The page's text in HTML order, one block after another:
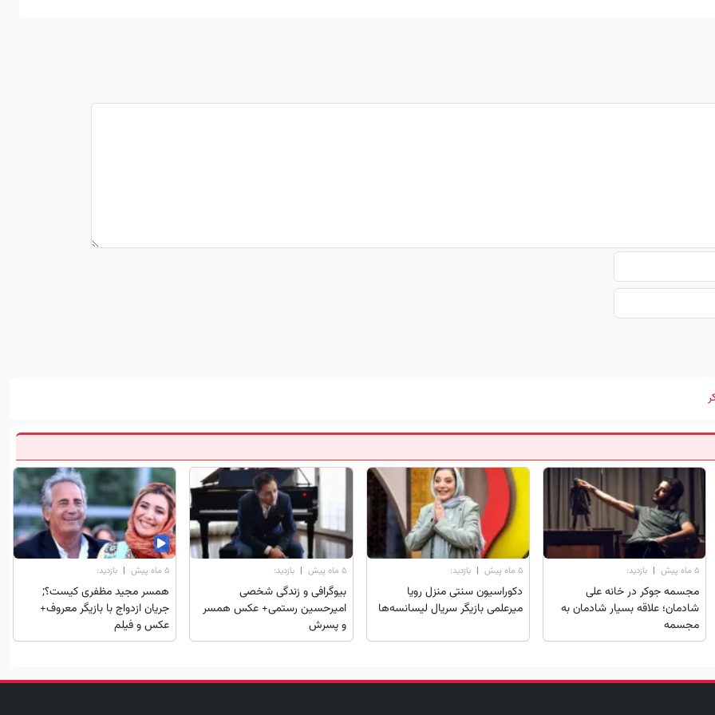
۵ ماه پیش | بازدید:
مجسمه جوکر در خانه علی
شادمان؛ علاقه بسیار شادمان به
مجسمه
۵ ماه پیش | بازدید:
دکوراسیون سنتی منزل رویا
میرعلمی بازیگر سریال لیسانسه‌ها
۵ ماه پیش | بازدید:
بیوگرافی و زندگی شخصی
امیرحسین رستمی+ عکس همسر
و پسرش
۵ ماه پیش | بازدید:
همسر مجید مظفری کیست؟;
جریان ازدواج با بازیگر معروف+
عکس و فیلم